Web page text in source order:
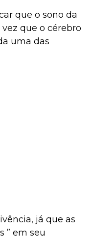
que o sono da
que o cérebro
uma das
já que as
” em seu